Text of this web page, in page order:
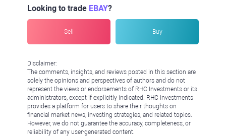
Looking to trade EBAY?
Sell Buy
Disclaimer:
The comments, insights, and reviews posted in this section are
solely the opinions and perspectives of authors and do not
represent the views or endorsements of RHC Investments or its
administrators, except if explicitly indicated. RHC Investments
provides a platform for users to share their thoughts on
financial market news, investing strategies, and related topics.
However, we do not guarantee the accuracy, completeness, or
reliability of any user-generated content.